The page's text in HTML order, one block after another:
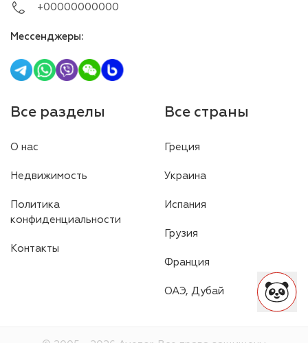
+00000000000
Мессенджеры:
Все разделы
О нас
Недвижимость
Политика
конфиденциальности
Контакты
Все страны
Греция
Украина
Испания
Грузия
Франция
ОАЭ, Дубай